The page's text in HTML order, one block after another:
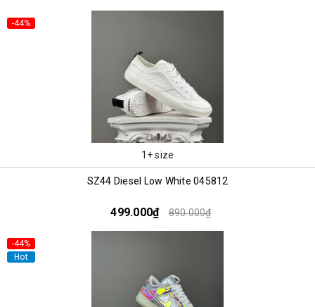
-44%
1+ size
SZ44 Diesel Low White 045812
499.000₫ 890.000₫
-44%
Hot